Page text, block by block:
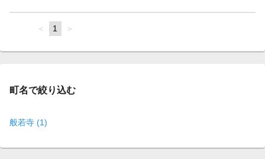
page
You're
page
1 page
町名で絞り込む
般若寺 (1)